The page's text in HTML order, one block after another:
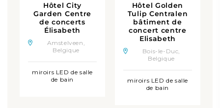
Hôtel City
Garden Centre
de concerts
Élisabeth
Amstelveen,
Belgique
miroirs LED de salle
de bain
Hôtel Golden
Tulip Centralen
bâtiment de
concert centre
Elisabeth
Bois-le-Duc,
Belgique
miroirs LED de salle
de bain